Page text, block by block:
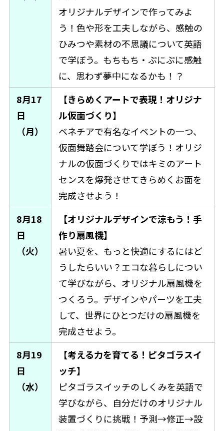
オリジナルデザインで作ってみよ
う！色や形を工夫しながら、感触の
ひみつや素材の不思議について英語
で学ぼう。もちもち・ぷにぷに感触
に、思わず夢中になるかも！？
8月17
日
（月）
【きらめくアートで表現！オリジナ
ル仮面づくり】
ベネチアで有名なイベントの一つ、
仮面舞踏会について学ぼう！オリジ
ナルの仮面づくりではキミのアート
センスを爆発させてきらめくお面を
完成させよう！
8月18
日
（火）
【オリジナルデザインで涼もう！手
作り扇風機】
暑い夏を、もっと快適にするにはど
うしたらいい？エコな暮らしについ
て学びながら、オリジナル扇風機を
つくろう。デザインやパーツを工夫
して、世界にひとつだけの扇風機を
完成させよう。
8月19
日
（水）
【考える力を育てる！ピタゴラスイ
ッチ】
ピタゴラスイッチのしくみを英語で
学びながら、自分だけのオリジナル
装置づくりに挑戦！予測→修正→設